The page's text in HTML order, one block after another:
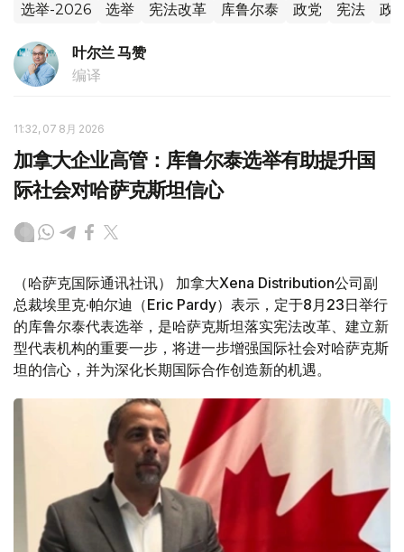
选举-2026 选举 宪法改革 库鲁尔泰 政党 宪法 政
叶尔兰 马赞
编译
11:32, 07 8月 2026
加拿大企业高管：库鲁尔泰选举有助提升国
际社会对哈萨克斯坦信心
（哈萨克国际通讯社讯） 加拿大Xena Distribution公司副
总裁埃里克·帕尔迪（Eric Pardy）表示，定于8月23日举行
的库鲁尔泰代表选举，是哈萨克斯坦落实宪法改革、建立新
型代表机构的重要一步，将进一步增强国际社会对哈萨克斯
坦的信心，并为深化长期国际合作创造新的机遇。